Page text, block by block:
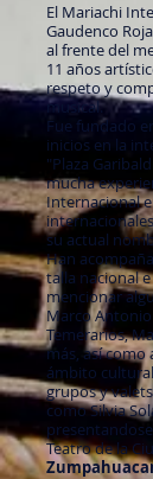
El Mariachi
Gaudenco
al frente del
11 años
respeto y
musical.
Fue fundado
inicios en la
"Plaza
mucha
Internacional
su actual
Han
talla nacional
mencionar
Marco Antonio
Temerarios,
más, así como
ámbito
grupos y
como Silvia
Teatro de la